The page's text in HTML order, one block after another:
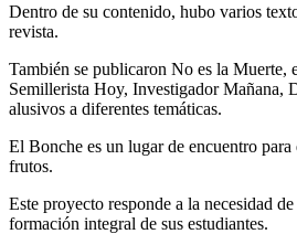
Dentro de su contenido, hubo varios
revista.
También se publicaron No es la
Semillerista Hoy, Investigador Mañana,
alusivos a diferentes temáticas.
El Bonche es un lugar de encuentro
frutos.
Este proyecto responde a la necesidad
formación integral de sus estudiantes.